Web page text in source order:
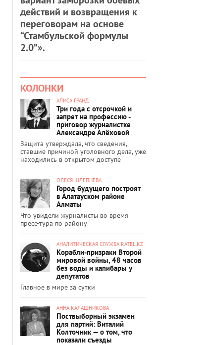
действий и возвращения к
переговорам на основе
“Стамбульской формулы
2.0”».
КОЛОНКИ
АЛИСА ГРАНД
Три года с отсрочкой и
запрет на профессию -
приговор журналистке
Александре Алёховой
Защита утверждала, что сведения,
ставшие причиной уголовного дела, уже
находились в открытом доступе
ОЛЕСЯ ШЛЕПНЕВА
Город будущего построят
в Алатауском районе
Алматы
Что увидели журналисты во время
пресс-тура по району
АНАЛИТИЧЕСКАЯ СЛУЖБА RATEL.KZ
Корабли-призраки Второй
мировой войны, 48 часов
без воды и капибары у
депутатов
Главное в мире за сутки
АННА КАЛАШНИКОВА
Поствыборный экзамен
для партий: Виталий
Колточник — о том, что
показали съезды